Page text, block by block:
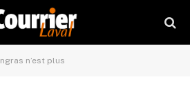
n’est plus